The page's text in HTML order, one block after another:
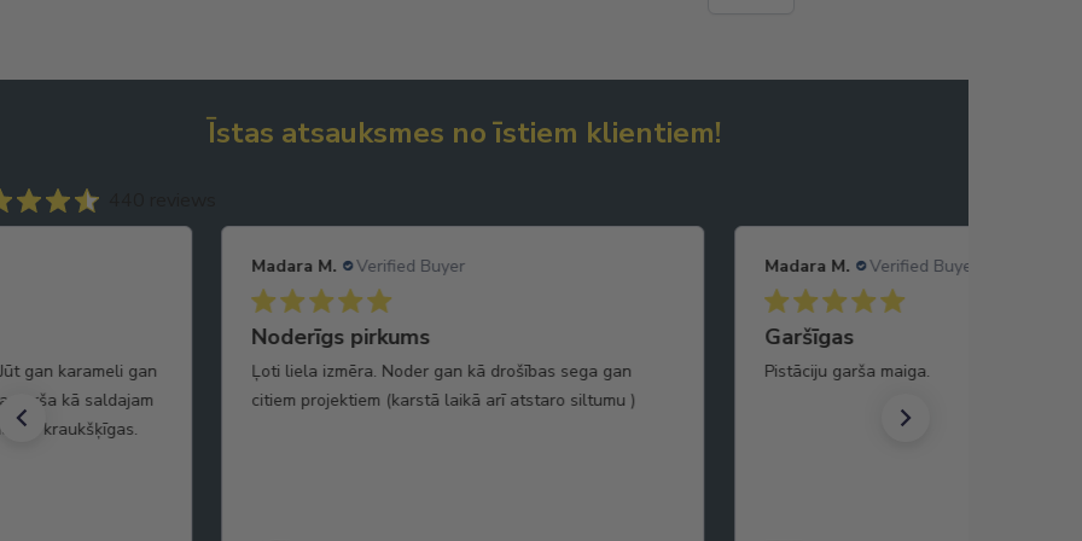
Īstas atsauksmes no īstiem klientiem!
sega gan
siltumu )
Madara M. Verified Buyer
Garšīgas
Pistāciju garša maiga.
Madara M. Verified Buyer
Kolagēns
Patīk sastāvs, garša laba.